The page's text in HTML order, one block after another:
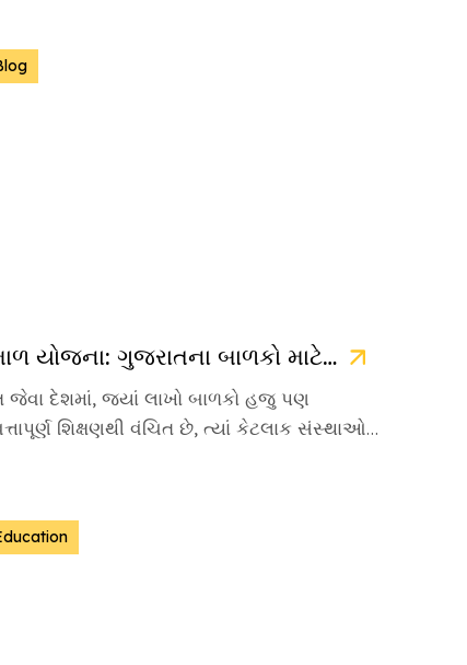
પ્રેમાળ યોજના: ગુજરાતના બાળકો માટે ઉજ્જવળ ભવિષ્યની ચાવી
જેવા દેશમાં, જ્યાં લાખો બાળકો હજુ પણ
શિક્ષણથી વંચિત છે, ત્યાં કેટલાક સંસ્થાઓ